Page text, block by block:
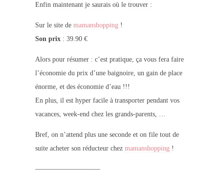
Enfin maintenant je saurais où le trouver :
Sur le site de mamanshopping !
Son prix: 39.90 €
Alors pour résumer : c’est pratique, ça vous fera faire
l’économie du prix d’une baignoire, un gain de place
énorme, et des économie d’eau !!!
En plus, il est hyper facile à transporter pendant vos
vacances, week-end chez les grands-parents, …
Bref, on n’attend plus une seconde et on file tout de
suite acheter son réducteur chez mamanshopping !
—————————–